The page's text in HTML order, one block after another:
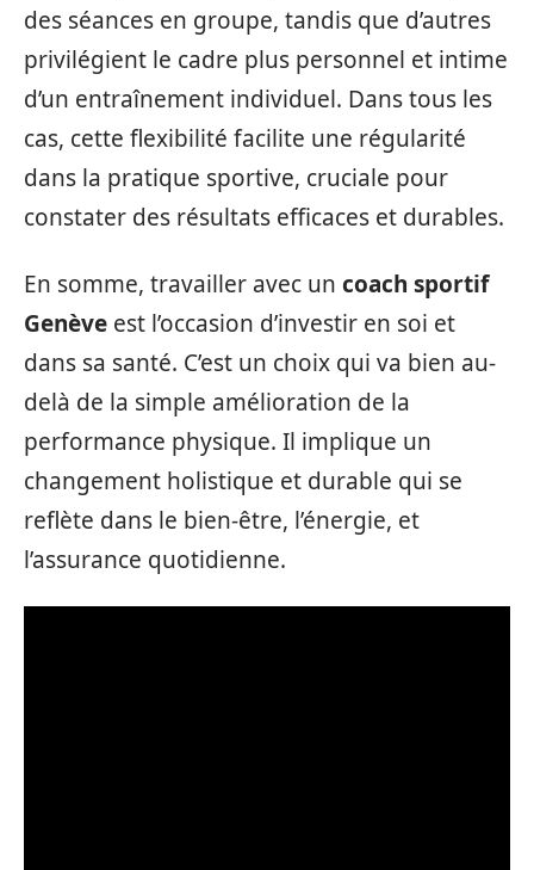
des séances en groupe, tandis que d’autres
privilégient le cadre plus personnel et intime
d’un entraînement individuel. Dans tous les
cas, cette flexibilité facilite une régularité
dans la pratique sportive, cruciale pour
constater des résultats efficaces et durables.
En somme, travailler avec un coach sportif
Genève est l’occasion d’investir en soi et
dans sa santé. C’est un choix qui va bien au-
delà de la simple amélioration de la
performance physique. Il implique un
changement holistique et durable qui se
reflète dans le bien-être, l’énergie, et
l’assurance quotidienne.